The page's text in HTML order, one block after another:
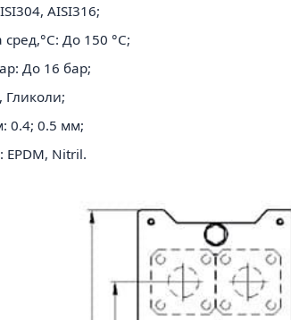
AISI316;
сред,°С: До 150 °С;
До 16 бар;
Гликоли;
0.4; 0.5 мм;
Nitril.